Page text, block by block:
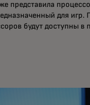
представила
для игр.
будут доступны в